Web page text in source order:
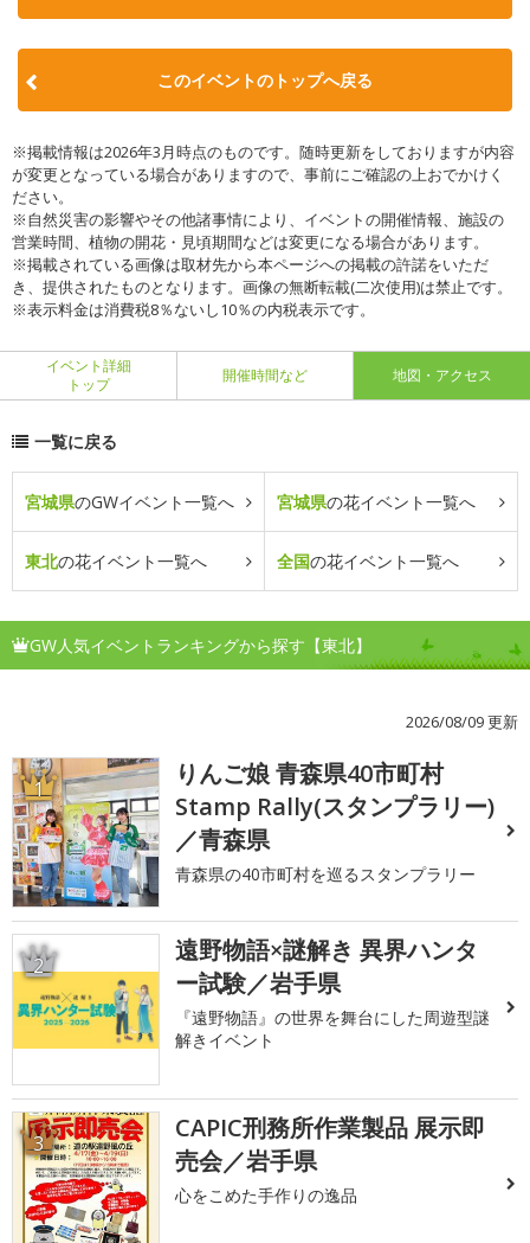
このイベントのトップへ戻る
※掲載情報は2026年3月時点のものです。随時更新をしておりますが内容
が変更となっている場合がありますので、事前にご確認の上おでかけく
ださい。
※自然災害の影響やその他諸事情により、イベントの開催情報、施設の
営業時間、植物の開花・見頃期間などは変更になる場合があります。
※掲載されている画像は取材先から本ページへの掲載の許諾をいただ
き、提供されたものとなります。画像の無断転載(二次使用)は禁止です。
※表示料金は消費税8％ないし10％の内税表示です。
イベント詳細
トップ
開催時間など 地図・アクセス
一覧に戻る
宮城県のGWイベント一覧へ 宮城県の花イベント一覧へ
東北の花イベント一覧へ 全国の花イベント一覧へ
GW人気イベントランキングから探す【東北】
2026/08/09 更新
1
りんご娘 青森県40市町村
Stamp Rally(スタンプラリー)
／青森県
青森県の40市町村を巡るスタンプラリー
2
遠野物語×謎解き 異界ハンタ
ー試験／岩手県
『遠野物語』の世界を舞台にした周遊型謎
解きイベント
3
CAPIC刑務所作業製品 展示即
売会／岩手県
心をこめた手作りの逸品